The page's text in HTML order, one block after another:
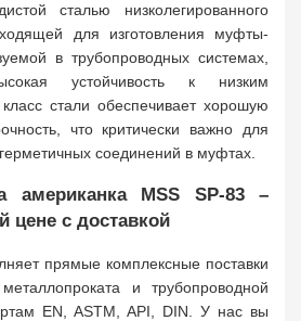
сталью низколегированного
для изготовления муфты-
в трубопроводных системах,
устойчивость к низким
стали обеспечивает хорошую
что критически важно для
соединений в муфтах.
американка MSS SP-83 –
цене с доставкой
прямые комплексные поставки
и трубопроводной
EN, ASTM, API, DIN. У нас вы